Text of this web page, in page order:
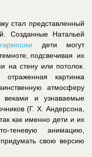
стал представленный
Созданные Натальей
дети могут
подсвечивая их
на стену или потолок.
картинка
атмосферу
веками и узнаваемые
(Г. Х. Андерсона,
как именно дети и их
теневую анимацию,
свою версию